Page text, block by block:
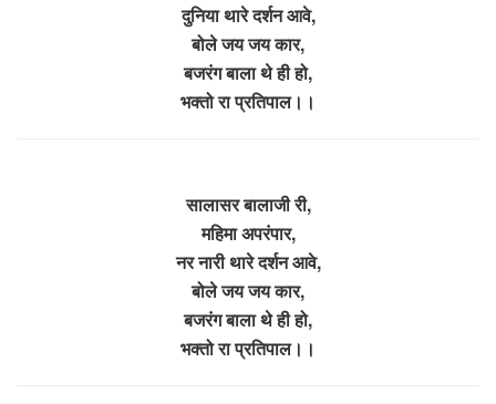
दुनिया थारे दर्शन आवे,
बोले जय जय कार,
बजरंग बाला थे ही हो,
भक्तो रा प्रतिपाल।।
सालासर बालाजी री,
महिमा अपरंपार,
नर नारी थारे दर्शन आवे,
बोले जय जय कार,
बजरंग बाला थे ही हो,
भक्तो रा प्रतिपाल।।